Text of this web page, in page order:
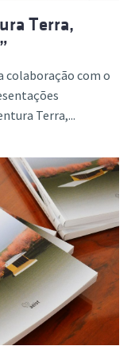
Terra,
colaboração com o
Terra,...